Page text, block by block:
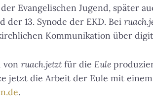
Evangelischen Jugend, später
der 13. Synode der EKD. Bei
Kommunikation über
von ruach.jetztfür die Eule
jetzt die Arbeit der Eule mit
.